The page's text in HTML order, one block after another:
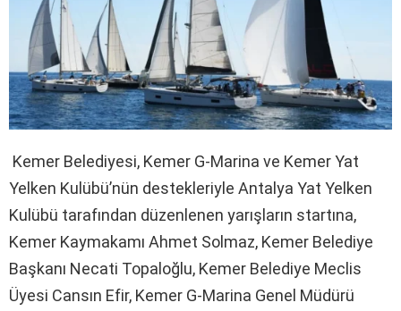
Kemer Belediyesi, Kemer G-Marina ve Kemer Yat
Yelken Kulübü’nün destekleriyle Antalya Yat Yelken
Kulübü tarafından düzenlenen yarışların startına,
Kemer Kaymakamı Ahmet Solmaz, Kemer Belediye
Başkanı Necati Topaloğlu, Kemer Belediye Meclis
Üyesi Cansın Efir, Kemer G-Marina Genel Müdürü